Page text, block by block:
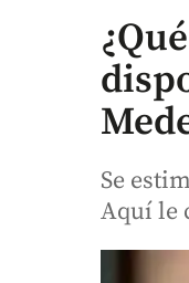
Se
Aquí le